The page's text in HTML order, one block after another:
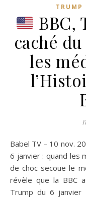
TRUMP
BBC,
caché
les
Babel TV – 10 nov.
6 janvier : quand les
de choc secoue le
révèle que la BBC
Trump du 6 janvier